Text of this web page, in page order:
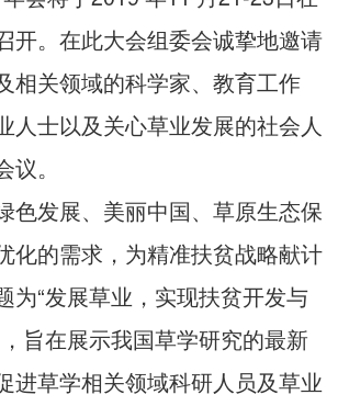
开。在此大会组委会诚挚地邀请
相关领域的科学家、教育工作
人士以及关心草业发展的社会人
。
色发展、美丽中国、草原生态保
化的需求，为精准扶贫战略献计
为“发展草业，实现扶贫开发与
旨在展示我国草学研究的最新
进草学相关领域科研人员及草业